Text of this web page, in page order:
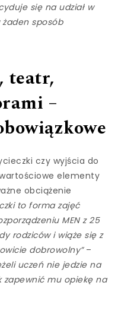
się na udział w
sposób
teatr,
–
czy wyjścia do
elementy
obciążenie
to forma zajęć
MEN z 25
rodziców i wiąże się z
dobrowolny”–
uczeń nie jedzie na
zapewnić mu opiekę na